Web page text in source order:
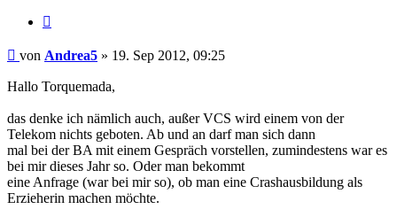
Beitrag
von Andrea5 » 19. Sep 2012, 09:25
Hallo Torquemada,
das denke ich nämlich auch, außer VCS wird einem von der
Telekom nichts geboten. Ab und an darf man sich dann
mal bei der BA mit einem Gespräch vorstellen, zumindestens war es
bei mir dieses Jahr so. Oder man bekommt
eine Anfrage (war bei mir so), ob man eine Crashausbildung als
Erzieherin machen möchte.